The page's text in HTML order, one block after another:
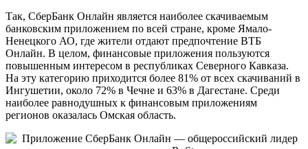
Так, СберБанк Онлайн является наиболее скачиваемым
банковским приложением по всей стране, кроме Ямало-
Ненецкого АО, где жители отдают предпочтение ВТБ
Онлайн. В целом, финансовые приложения пользуются
повышенным интересом в республиках Северного Кавказа.
На эту категорию приходится более 81% от всех скачиваний в
Ингушетии, около 72% в Чечне и 63% в Дагестане. Среди
наиболее равнодушных к финансовым приложениям
регионов оказалась Омская область.